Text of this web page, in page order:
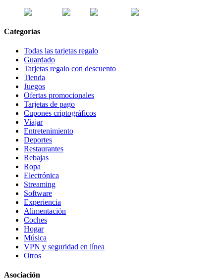
Categorías
Todas las tarjetas regalo
Guardado
Tarjetas regalo con descuento
Tienda
Juegos
Ofertas promocionales
Tarjetas de pago
Cupones criptográficos
Viajar
Entretenimiento
Deportes
Restaurantes
Rebajas
Ropa
Electrónica
Streaming
Software
Experiencia
Alimentación
Coches
Hogar
Música
VPN y seguridad en línea
Otros
Asociación